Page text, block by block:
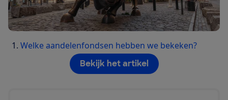
Welke aandelenfondsen hebben we bekeken?
Bekijk het artikel